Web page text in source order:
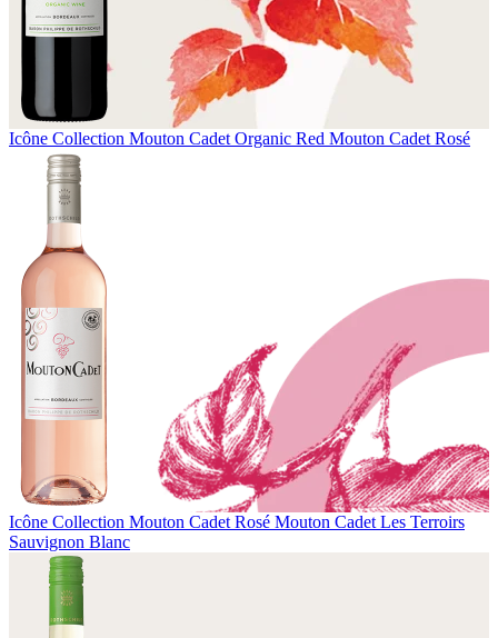
Icône Collection Mouton Cadet Organic Red Mouton Cadet Rosé
Icône Collection Mouton Cadet Rosé Mouton Cadet Les Terroirs
Sauvignon Blanc